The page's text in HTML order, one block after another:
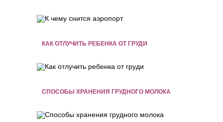
КАК ОТЛУЧИТЬ РЕБЕНКА ОТ ГРУДИ
СПОСОБЫ ХРАНЕНИЯ ГРУДНОГО МОЛОКА